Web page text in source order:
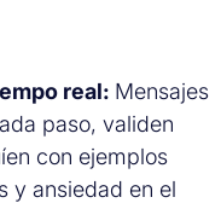
real: Mensajes
paso, validen
con ejemplos
y ansiedad en el